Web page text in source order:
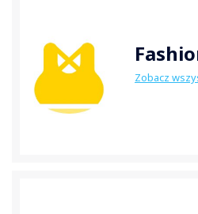
Zobacz